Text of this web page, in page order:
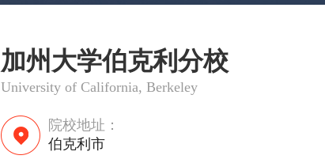
加州大学伯克利分校
University of California, Berkeley
院校地址：
伯克利市